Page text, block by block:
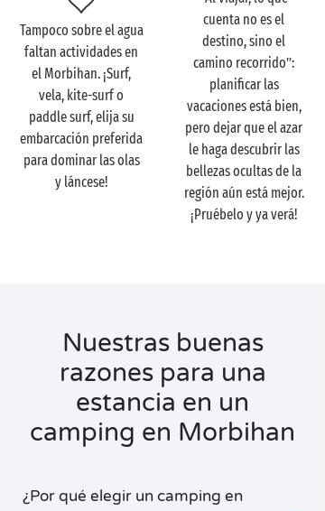
pedazo de mar, pero son suficientes para pasar un
día enpareja, o incluso varios. ¡Adelante, marineros,
rumbo a las islas bretonas!
Tampoco sobre el agua
faltan actividades en
el Morbihan. ¡Surf,
vela, kite-surf o
paddle surf, elija su
embarcación preferida
para dominar las olas
y láncese!
cuenta no es el
destino, sino el
camino recorrido”:
planificar las
vacaciones está bien,
pero dejar que el azar
le haga descubrir las
bellezas ocultas de la
región aún está mejor.
¡Pruébelo y ya verá!
Nuestras buenas
razones para una
estancia en un
camping en Morbihan
¿Por qué elegir un camping en